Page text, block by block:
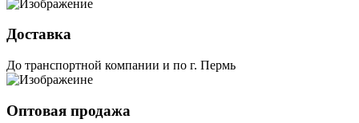
Доставка
До транспортной компании и по г. Пермь
Оптовая продажа